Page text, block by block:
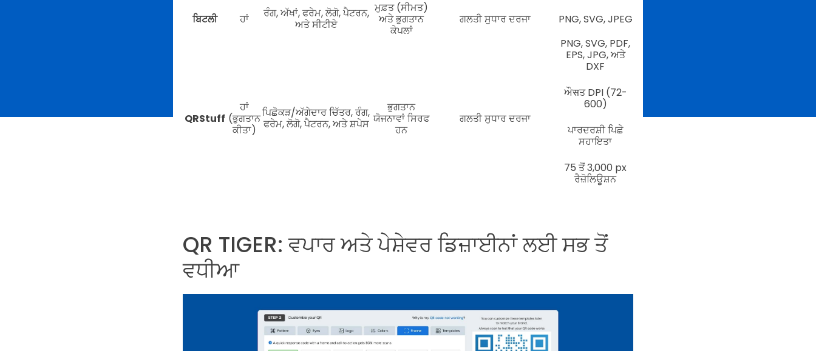
ਬਿਟਲੀ ਹਾਂ
ਰੰਗ, ਅੱਖਾਂ, ਫਰੇਮ, ਲੋਗੋ, ਪੈਟਰਨ,
ਅਤੇ ਸੀਟੀਏ
ਮੁਫ਼ਤ (ਸੀਮਤ)
ਅਤੇ ਭੁਗਤਾਨ
ਕੇਪਲਾਂ
ਗਲਤੀ ਸੁਧਾਰ ਦਰਜਾ PNG, SVG, JPEG
QRStuff
ਹਾਂ
(ਭੁਗਤਾਨ
ਕੀਤਾ)
ਪਿਛੋਕੜ/ਅੱਗੇਦਾਰ ਚਿੱਤਰ, ਰੰਗ,
ਫਰੇਮ, ਲੋਗੋ, ਪੈਟਰਨ, ਅਤੇ ਸ਼ਪੇਸ
ਭੁਗਤਾਨ
ਯੋਜਨਾਵਾਂ ਸਿਰਫ
ਹਨ
ਗਲਤੀ ਸੁਧਾਰ ਦਰਜਾ
PNG, SVG, PDF,
EPS, JPG, ਅਤੇ
DXF
ਔसਤ DPI (72-
600)
ਪਾਰਦਰਸ਼ੀ ਪਿਛੇ
ਸਹਾਇਤਾ
75 ਤੋਂ 3,000 px
ਰੈਜ਼ੋਲਿਊਸ਼ਨ
QR TIGER: ਵਪਾਰ ਅਤੇ ਪੇਸ਼ੇਵਰ ਡਿਜ਼ਾਈਨਾਂ ਲਈ ਸਭ ਤੋਂ
ਵਧੀਆ